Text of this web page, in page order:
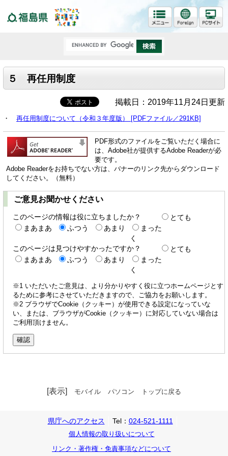
５ 再任用制度
掲載日：2019年11月24日更新
・ 再任用制度について（令和３年度版） [PDFファイル／291KB]
PDF形式のファイルをご覧いただく場合に
は、Adobe社が提供するAdobe Readerが必
要です。
Adobe Readerをお持ちでない方は、バナーのリンク先からダウンロード
してください。（無料）
ご意見お聞かせください
このページの情報は役に立ちましたか？
とても
まあまあ
ふつう あまり
まった
く
このページは見つけやすかったですか？
とても
まあまあ
ふつう あまり
まった
く
※1 いただいたご意見は、より分かりやすく役に立つホームページとす
るために参考にさせていただきますので、ご協力をお願いします。
※2 ブラウザでCookie（クッキー）が使用できる設定になっていな
い、または、ブラウザがCookie（クッキー）に対応していない場合は
ご利用頂けません。
[表示] モバイル パソコン トップに戻る
県庁へのアクセス Tel： 024-521-1111
個人情報の取り扱いについて
リンク・著作権・免責事項などについて